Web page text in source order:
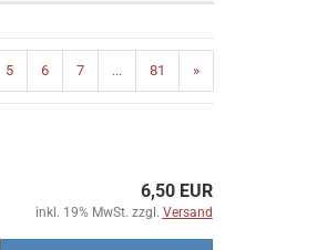
5 6 7 ... 81 »
6,50 EUR
inkl. 19% MwSt. zzgl. Versand